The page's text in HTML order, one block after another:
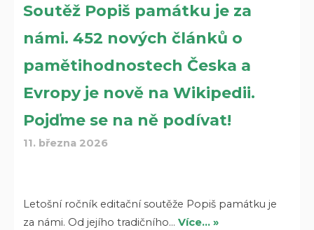
Soutěž Popiš památku je za
námi. 452 nových článků o
pamětihodnostech Česka a
Evropy je nově na Wikipedii.
Pojďme se na ně podívat!
11. března 2026
Letošní ročník editační soutěže Popiš památku je
za námi. Od jejího tradičního…Více… »